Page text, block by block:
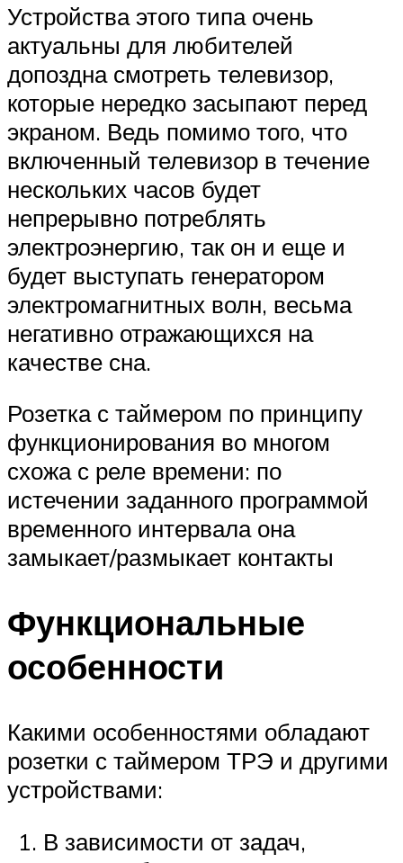
Устройства этого типа очень
актуальны для любителей
допоздна смотреть телевизор,
которые нередко засыпают перед
экраном. Ведь помимо того, что
включенный телевизор в течение
нескольких часов будет
непрерывно потреблять
электроэнергию, так он и еще и
будет выступать генератором
электромагнитных волн, весьма
негативно отражающихся на
качестве сна.
Розетка с таймером по принципу
функционирования во многом
схожа с реле времени: по
истечении заданного программой
временного интервала она
замыкает/размыкает контакты
Функциональные
особенности
Какими особенностями обладают
розетки с таймером ТРЭ и другими
устройствами:
В зависимости от задач,